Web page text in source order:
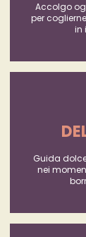
Accolgo
per
in
Guida
nei